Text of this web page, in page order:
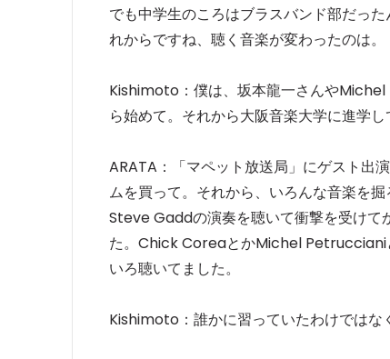
でも中学生のころはブラスバンド部だっ
れからですね、聴く音楽が変わったのは。
Kishimoto：僕は、坂本龍一さんや
ら始めて。それから大阪音楽大学に進学し
ARATA：「マペット放送局」にゲスト出
ムを買って。それから、いろんな音楽を
Steve Gaddの演奏を聴いて衝撃を受けて
た。Chick CoreaとかMichel Petrucciani
いろ聴いてました。
Kishimoto：誰かに習っていたわけではな